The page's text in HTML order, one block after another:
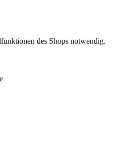
des Shops notwendig.